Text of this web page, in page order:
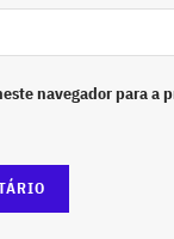
navegador para a